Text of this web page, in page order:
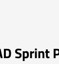
Sprint